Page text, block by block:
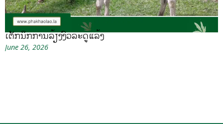
ເຕັກນິກການລ້ຽງງົວລະດູແລ້ງ
June 26, 2026